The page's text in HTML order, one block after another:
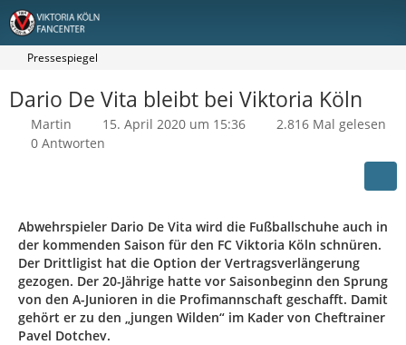
Pressespiegel
Dario De Vita bleibt bei Viktoria Köln
Martin 15. April 2020 um 15:36
2.816 Mal gelesen
0 Antworten
Abwehrspieler Dario De Vita wird die Fußballschuhe auch in
der kommenden Saison für den FC Viktoria Köln schnüren.
Der Drittligist hat die Option der Vertragsverlängerung
gezogen. Der 20-Jährige hatte vor Saisonbeginn den Sprung
von den A-Junioren in die Profimannschaft geschafft. Damit
gehört er zu den „jungen Wilden“ im Kader von Cheftrainer
Pavel Dotchev.